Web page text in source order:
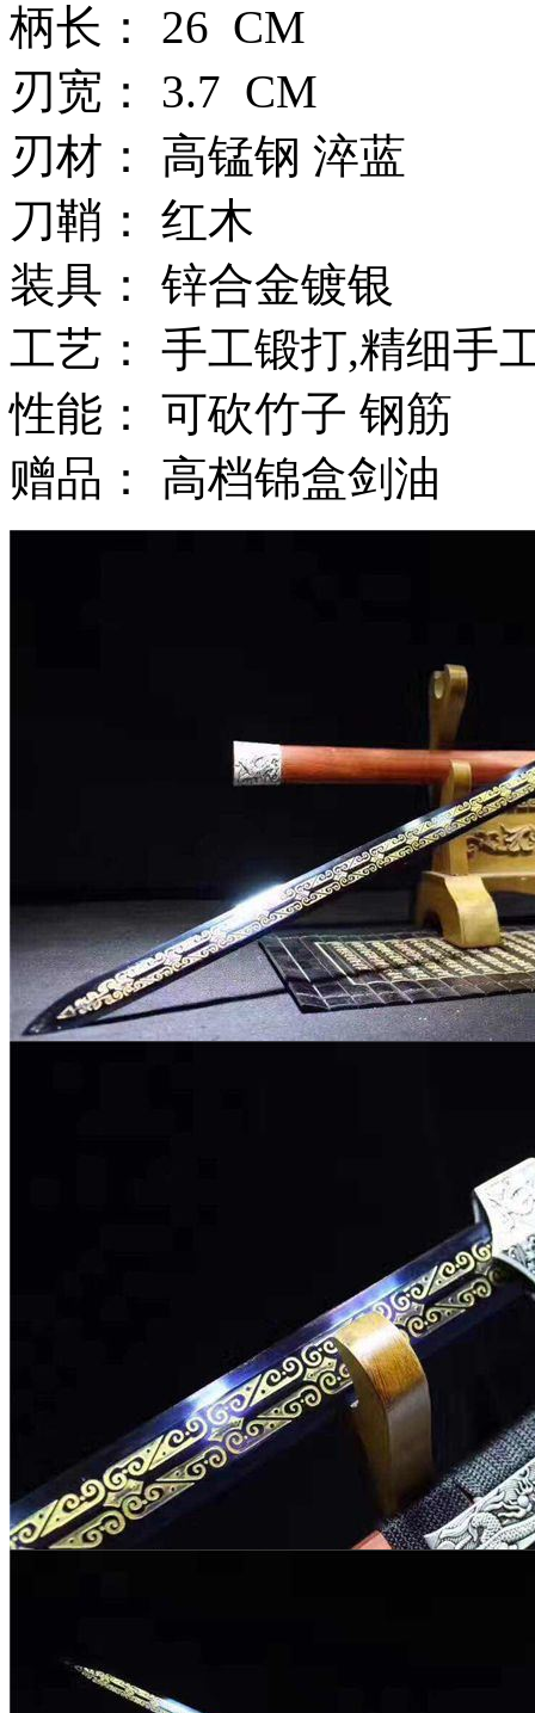
柄长： 26 CM
刃宽： 3.7 CM
刃材： 高锰钢 淬蓝
刀鞘： 红木
装具： 锌合金镀银
工艺： 手工锻打,精细手
性能： 可砍竹子 钢筋
赠品： 高档锦盒剑油